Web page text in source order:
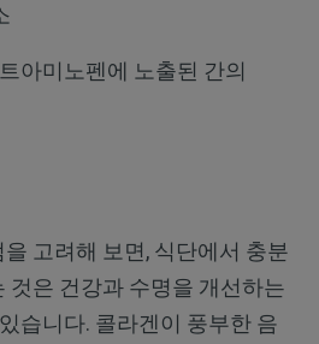
아미노펜에 노출된 간의
고려해 보면, 식단에서 충분
것은 건강과 수명을 개선하는
습니다. 콜라겐이 풍부한 음